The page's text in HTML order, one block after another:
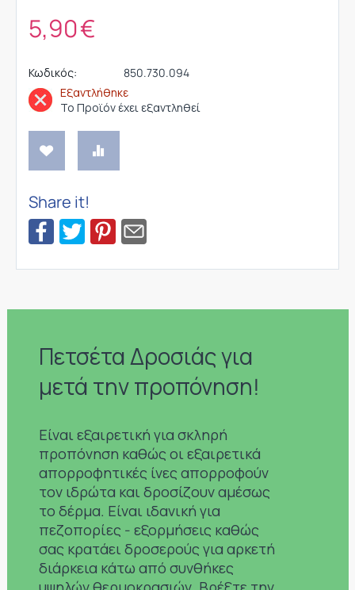
5,90€
Κωδικός:
850.730.094
Εξαντλήθηκε
Το Προϊόν έχει εξαντληθεί
Share it!
Πετσέτα Δροσιάς για
μετά την προπόνηση!
Είναι εξαιρετική για σκληρή
προπόνηση καθώς οι εξαιρετικά
απορροφητικές ίνες απορροφούν
τον ιδρώτα και δροσίζουν αμέσως
το δέρμα. Είναι ιδανική για
πεζοπορίες - εξορμήσεις καθώς
σας κρατάει δροσερούς για αρκετή
διάρκεια κάτω από συνθήκες